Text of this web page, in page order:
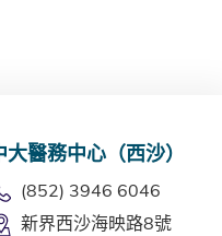
大醫務中心（西沙）
(852) 3946 6046
新界西沙海映路8號